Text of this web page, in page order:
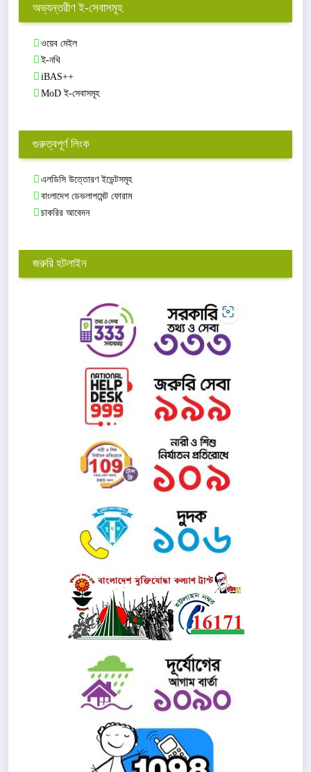
অভ্যন্তরীণ ই-সেবাসমূহ
ওয়েব মেইল
ই-নথি
iBAS++
MoD ই-সেবাসমূহ
গুরুত্বপূর্ণ লিংক
এলডিসি উত্তোরণ ইভেন্টসমূহ
বাংলাদেশ ডেভলাপমেন্ট ফোরাম
চাকরির আবেদন
জরুরি হটলাইন